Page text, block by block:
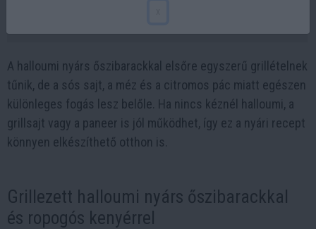
A halloumi nyárs őszibarackkal elsőre egyszerű grillételnek
tűnik, de a sós sajt, a méz és a citromos pác miatt egészen
különleges fogás lesz belőle. Ha nincs kéznél halloumi, a
grillsajt vagy a paneer is jól működhet, így ez a nyári recept
könnyen elkészíthető otthon is.
Grillezett halloumi nyárs őszibarackkal
és ropogós kenyérrel